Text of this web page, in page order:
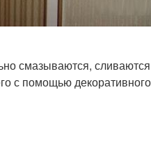
смазываются,
с помощью